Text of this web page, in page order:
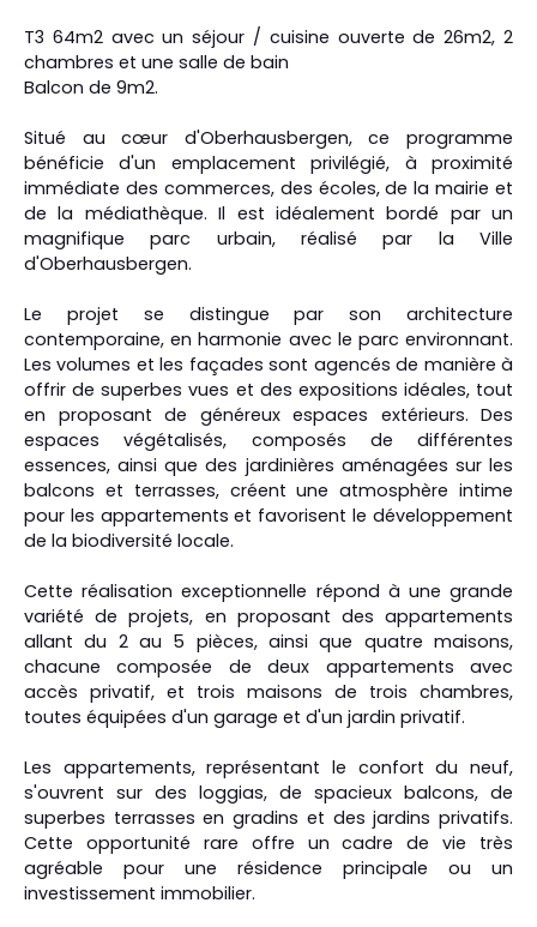
T3 64m2 avec un séjour / cuisine ouverte de 26m2, 2
chambres et une salle de bain
Balcon de 9m2.
Situé au cœur d'Oberhausbergen, ce programme
bénéficie d'un emplacement privilégié, à proximité
immédiate des commerces, des écoles, de la mairie et
de la médiathèque. Il est idéalement bordé par un
magnifique parc urbain, réalisé par la Ville
d'Oberhausbergen.
Le projet se distingue par son architecture
contemporaine, en harmonie avec le parc environnant.
Les volumes et les façades sont agencés de manière à
offrir de superbes vues et des expositions idéales, tout
en proposant de généreux espaces extérieurs. Des
espaces végétalisés, composés de différentes
essences, ainsi que des jardinières aménagées sur les
balcons et terrasses, créent une atmosphère intime
pour les appartements et favorisent le développement
de la biodiversité locale.
Cette réalisation exceptionnelle répond à une grande
variété de projets, en proposant des appartements
allant du 2 au 5 pièces, ainsi que quatre maisons,
chacune composée de deux appartements avec
accès privatif, et trois maisons de trois chambres,
toutes équipées d'un garage et d'un jardin privatif.
Les appartements, représentant le confort du neuf,
s'ouvrent sur des loggias, de spacieux balcons, de
superbes terrasses en gradins et des jardins privatifs.
Cette opportunité rare offre un cadre de vie très
agréable pour une résidence principale ou un
investissement immobilier.